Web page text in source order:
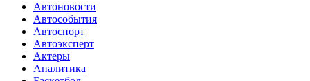
Автоновости
Автособытия
Автоспорт
Автоэксперт
Актеры
Аналитика